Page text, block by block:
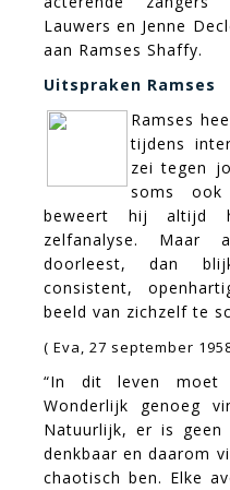
Lauwers en Jenne
aan Ramses Shaffy.
Uitspraken Ramses
Ramses
tijdens
zei tegen
soms ook
beweert hij altijd
zelfanalyse. Maar
doorleest, dan
consistent,
beeld van zichzelf te
( Eva, 27 september
“In dit leven moet
Wonderlijk genoeg
Natuurlijk, er is geen
denkbaar en daarom
chaotisch ben. Elke